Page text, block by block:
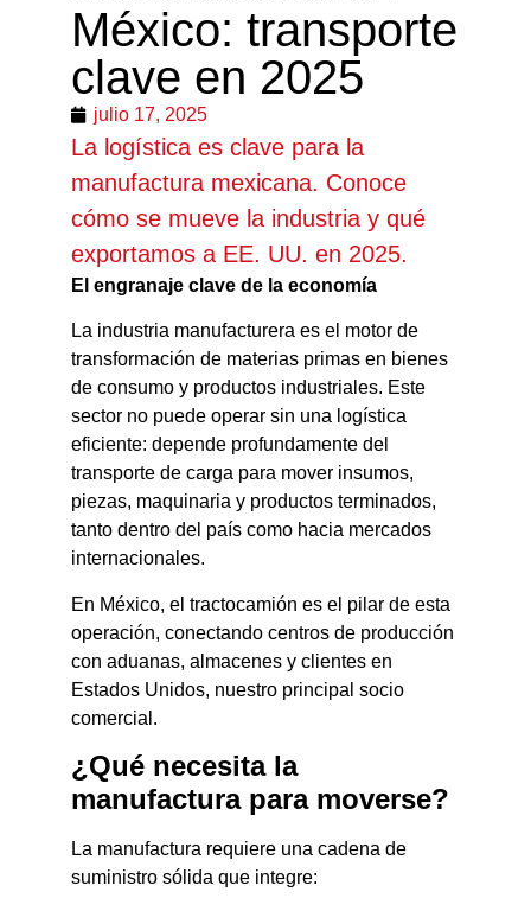
México: transporte
clave en 2025
julio 17, 2025
La logística es clave para la
manufactura mexicana. Conoce
cómo se mueve la industria y qué
exportamos a EE. UU. en 2025.
El engranaje clave de la economía
La industria manufacturera es el motor de
transformación de materias primas en bienes
de consumo y productos industriales. Este
sector no puede operar sin una logística
eficiente: depende profundamente del
transporte de carga para mover insumos,
piezas, maquinaria y productos terminados,
tanto dentro del país como hacia mercados
internacionales.
En México, el tractocamión es el pilar de esta
operación, conectando centros de producción
con aduanas, almacenes y clientes en
Estados Unidos, nuestro principal socio
comercial.
¿Qué necesita la
manufactura para moverse?
La manufactura requiere una cadena de
suministro sólida que integre: